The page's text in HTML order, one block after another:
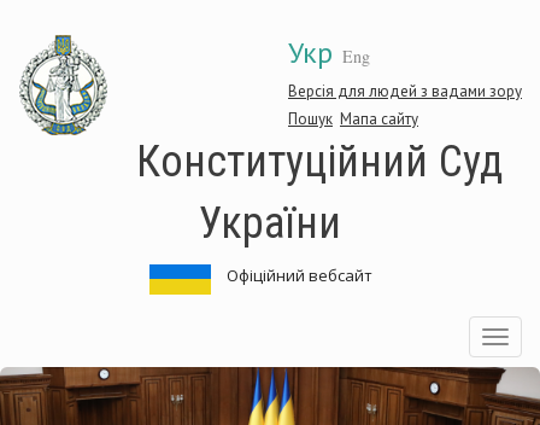
основного
матеріалу
Укр Eng
Версія для людей з вадами зору
Пошук Мапа сайту
Конституційний Суд
України
Офіційний вебсайт
Toggle